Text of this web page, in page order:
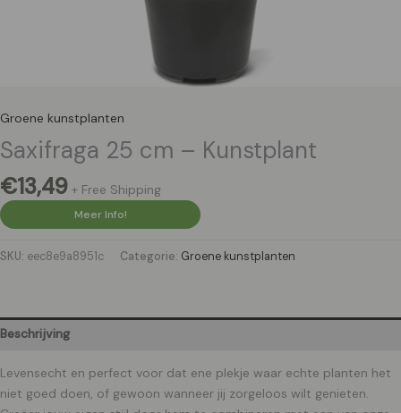
Groene kunstplanten
Saxifraga 25 cm – Kunstplant
€13,49 + Free Shipping
Meer Info!
SKU: eec8e9a8951c Categorie: Groene kunstplanten
Beschrijving
Levensecht en perfect voor dat ene plekje waar echte planten het
niet goed doen, of gewoon wanneer jij zorgeloos wilt genieten.